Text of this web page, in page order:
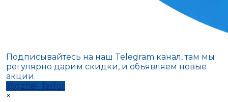
Подписывайтесь на наш Telegram канал, там мы
регулярно дарим скидки, и объявляем новые
акции.
@gzhel_farfor
×